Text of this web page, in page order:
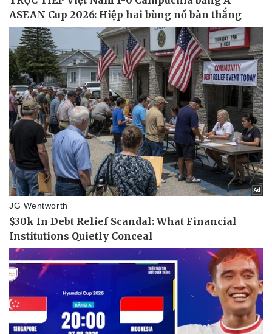
Doanh nghiệp
Thông tin doanh nghiệp
Doanh nghiệp 24h
Doanh nhân
Vì cộng đồng
Công nghệ
Sành điệu
Tin Công nghệ
Chuyển đổi số